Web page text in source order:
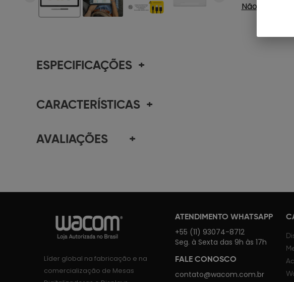
Não sei meu
ESPECIFICAÇÕES +
CARACTERÍSTICAS +
AVALIAÇÕES +
Líder global na fabricação e na
comercialização de Mesas
ATENDIMENTO WHATSAPP
+55 (11) 93074-8712
Seg. à Sexta das 9h às 17h
FALE CONOSCO
contato@wacom.com.br